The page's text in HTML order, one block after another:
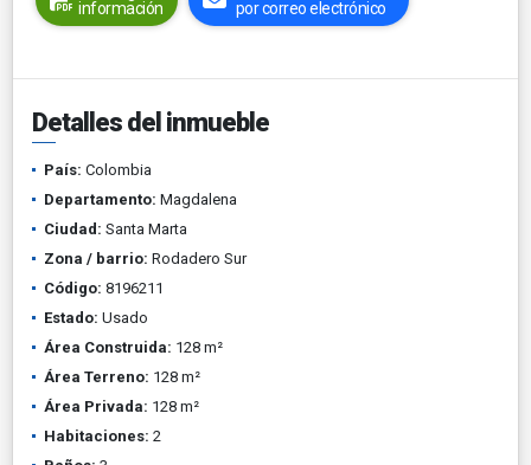
información
por correo electrónico
Detalles del inmueble
País: Colombia
Departamento: Magdalena
Ciudad: Santa Marta
Zona / barrio: Rodadero Sur
Código: 8196211
Estado: Usado
Área Construida: 128 m²
Área Terreno: 128 m²
Área Privada: 128 m²
Habitaciones: 2